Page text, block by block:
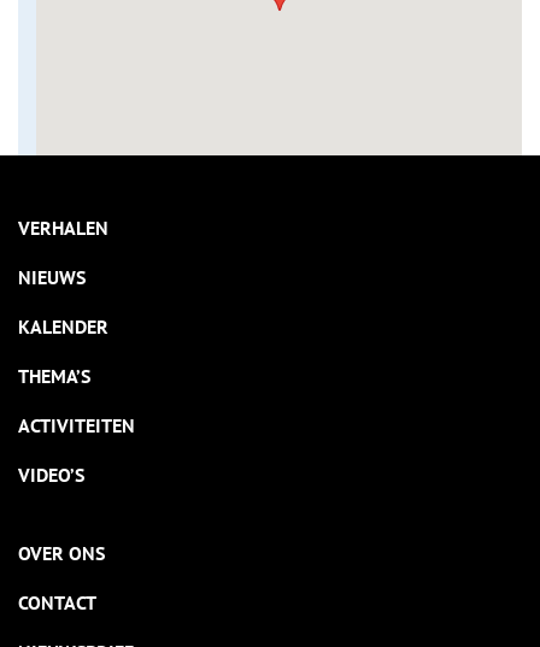
VERHALEN
NIEUWS
KALENDER
THEMA’S
ACTIVITEITEN
VIDEO’S
OVER ONS
CONTACT